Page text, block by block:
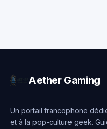
gratuits ?
Aether Gaming
Un portail francophone
et à la pop-culture geek.